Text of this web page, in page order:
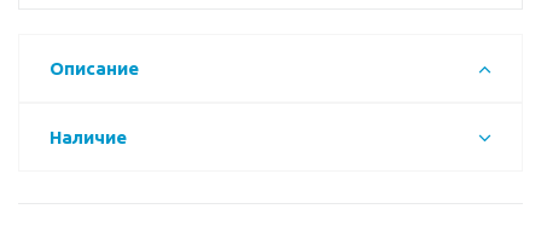
Описание
Наличие